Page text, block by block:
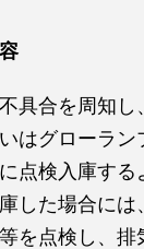
具合を周知し
はグローラン
点検入庫する
した場合に
を点検し、